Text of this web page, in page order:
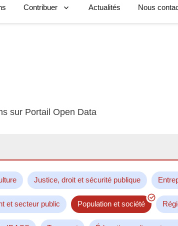
Contribuer Actualités Nous
sur Portail Open Data
Justice, droit et sécurité publique
et secteur public Population et société